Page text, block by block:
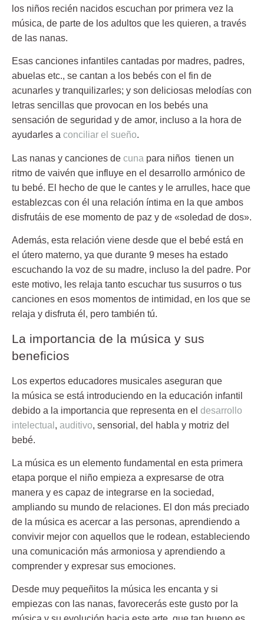
los niños recién nacidos escuchan por primera vez la
música, de parte de los adultos que les quieren, a través
de las nanas.
Esas canciones infantiles cantadas por madres, padres,
abuelas etc., se cantan a los bebés con el fin de
acunarles y tranquilizarles; y son deliciosas melodías con
letras sencillas que provocan en los bebés una
sensación de seguridad y de amor, incluso a la hora de
ayudarles a conciliar el sueño.
Las nanas y canciones de cuna para niños tienen un
ritmo de vaivén que influye en el desarrollo armónico de
tu bebé. El hecho de que le cantes y le arrulles, hace que
establezcas con él una relación íntima en la que ambos
disfrutáis de ese momento de paz y de «soledad de dos».
Además, esta relación viene desde que el bebé está en
el útero materno, ya que durante 9 meses ha estado
escuchando la voz de su madre, incluso la del padre. Por
este motivo, les relaja tanto escuchar tus susurros o tus
canciones en esos momentos de intimidad, en los que se
relaja y disfruta él, pero también tú.
La importancia de la música y sus
beneficios
Los expertos educadores musicales aseguran que
la música se está introduciendo en la educación infantil
debido a la importancia que representa en el desarrollo
intelectual , auditivo, sensorial, del habla y motriz del
bebé.
La música es un elemento fundamental en esta primera
etapa porque el niño empieza a expresarse de otra
manera y es capaz de integrarse en la sociedad,
ampliando su mundo de relaciones. El don más preciado
de la música es acercar a las personas, aprendiendo a
convivir mejor con aquellos que le rodean, estableciendo
una comunicación más armoniosa y aprendiendo a
comprender y expresar sus emociones.
Desde muy pequeñitos la música les encanta y si
empiezas con las nanas, favorecerás este gusto por la